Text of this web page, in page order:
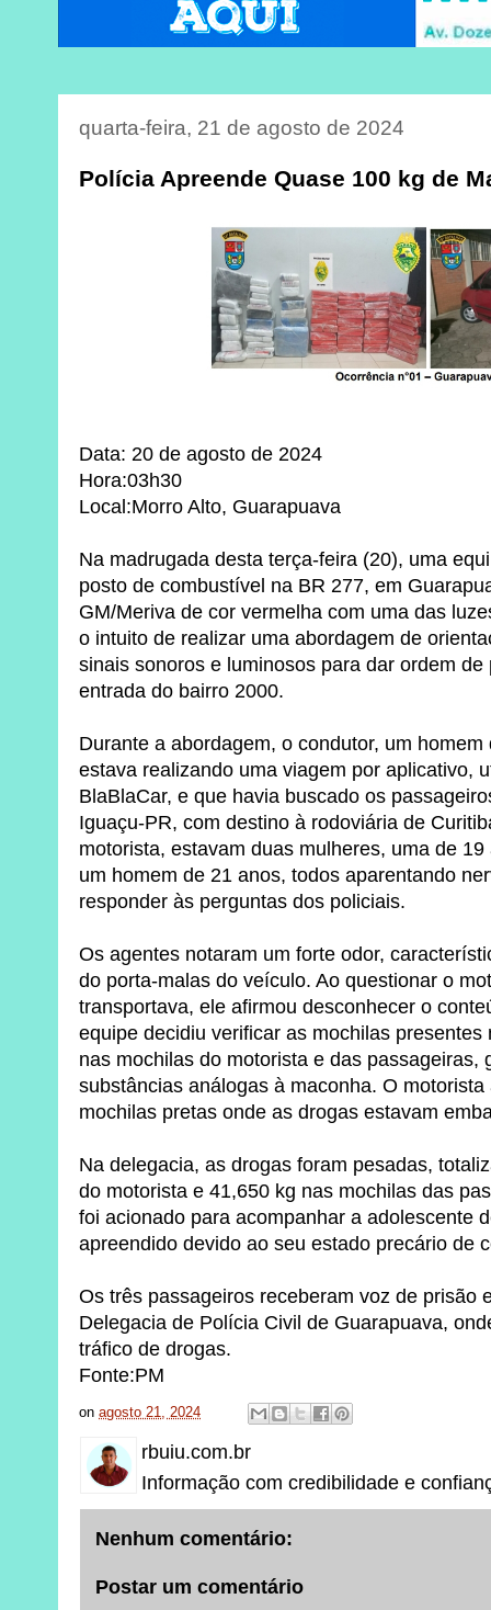
quarta-feira, 21 de agosto de 2024
Polícia Apreende Quase 100 kg de
Data: 20 de agosto de 2024
Hora:03h30
Local:Morro Alto, Guarapuava
Na madrugada desta terça-feira (20), uma
posto de combustível na BR 277, em
GM/Meriva de cor vermelha com uma das
o intuito de realizar uma abordagem de
sinais sonoros e luminosos para dar ordem
entrada do bairro 2000.
Durante a abordagem, o condutor, um
estava realizando uma viagem por aplicativo,
BlaBlaCar, e que havia buscado os
Iguaçu-PR, com destino à rodoviária de
motorista, estavam duas mulheres, uma de
um homem de 21 anos, todos aparentando
responder às perguntas dos policiais.
Os agentes notaram um forte odor,
do porta-malas do veículo. Ao questionar o
transportava, ele afirmou desconhecer o
equipe decidiu verificar as mochilas
nas mochilas do motorista e das passageiras,
substâncias análogas à maconha. O
mochilas pretas onde as drogas estavam
Na delegacia, as drogas foram pesadas,
do motorista e 41,650 kg nas mochilas das
foi acionado para acompanhar a adolescente
apreendido devido ao seu estado precário de
Os três passageiros receberam voz de prisão
Delegacia de Polícia Civil de Guarapuava,
tráfico de drogas.
Fonte:PM
onagosto 21, 2024
rbuiu.com.br
Informação com credibilidade e
Nenhum comentário:
Postar um comentário